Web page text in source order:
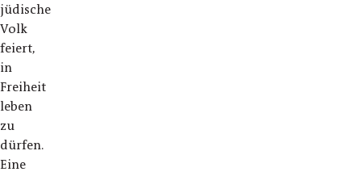
jüdische
Volk
feiert,
in
Freiheit
leben
zu
dürfen.
Eine